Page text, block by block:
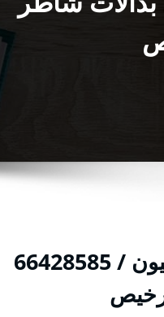
فني تركيب بدالات العيون / 66428585